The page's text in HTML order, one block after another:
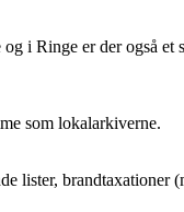
i Ringe er der også et
som lokalarkiverne.
lister, brandtaxationer